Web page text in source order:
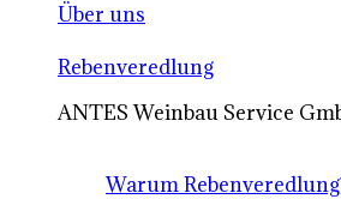
Über uns
Rebenveredlung
ANTES Weinbau Service
Warum